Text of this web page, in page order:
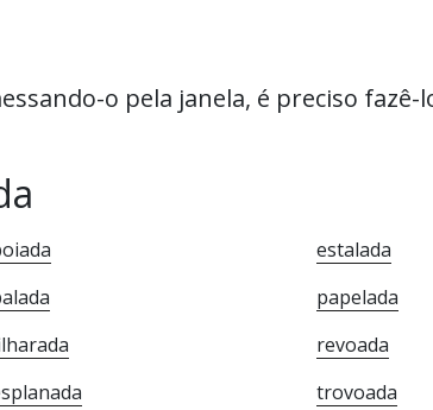
o pela janela, é preciso fazê-
estalada
papelada
revoada
trovoada